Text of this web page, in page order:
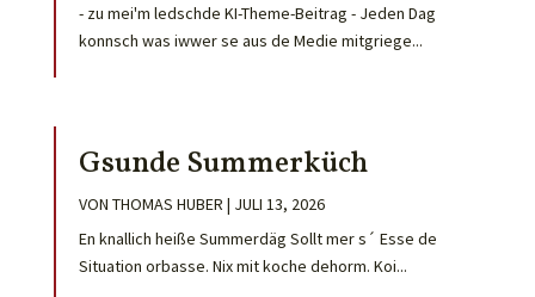
- zu mei'm ledschde KI-Theme-Beitrag - Jeden Dag
konnsch was iwwer se aus de Medie mitgriege...
Gsunde Summerküch
VON THOMAS HUBER | JULI 13, 2026
En knallich heiße Summerdäg Sollt mer s´ Esse de
Situation orbasse. Nix mit koche dehorm. Koi...